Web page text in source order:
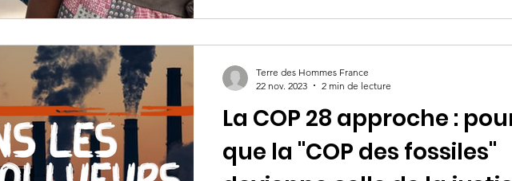
La COP 28 approche :
que la "COP des fossiles"
Terre des Hommes France
22 nov. 2023
2 min de lecture